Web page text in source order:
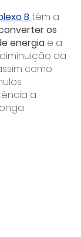
B têm a
os
energia e a
da
como
a